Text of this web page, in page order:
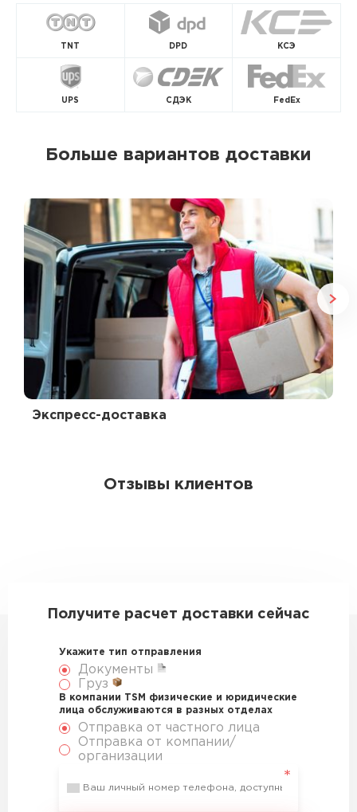
TNT DPD КСЭ
UPS СДЭК FedEx
Больше вариантов доставки
Экспресс-доставка
Отзывы клиентов
Получите расчет доставки сейчас
Укажите тип отправления
Документы
Груз
В компании TSM физические и юридические
лица обслуживаются в разных отделах
Отправка от частного лица
Отправка от компании/
организации